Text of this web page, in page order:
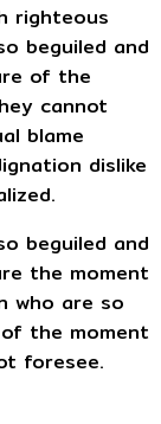
righteous
beguiled and
of the
cannot
blame
dislike
beguiled and
the moment
who are so
the moment
foresee.